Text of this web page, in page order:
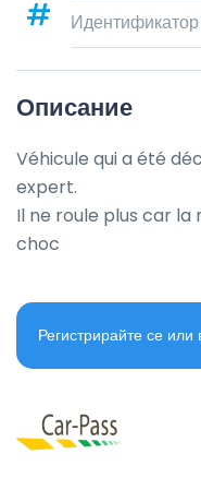
Описание
Véhicule qui a été
expert.
Il ne roule plus car
choc
Регистрирайте се или